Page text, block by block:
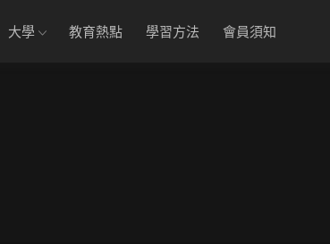
大學 教育熱點 學習方法 會員須知